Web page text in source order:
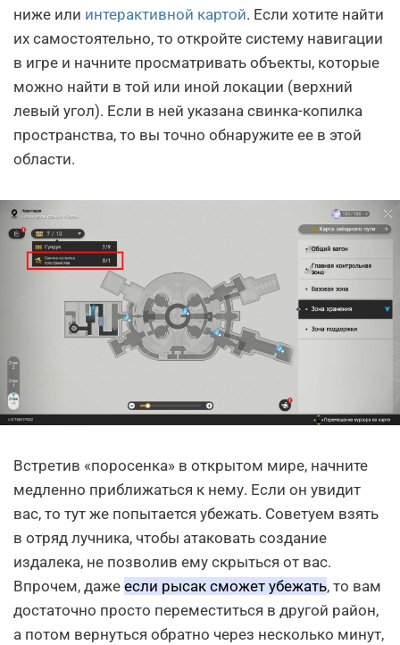
ниже или интерактивной картой. Если хотите найти
их самостоятельно, то откройте систему навигации
в игре и начните просматривать объекты, которые
можно найти в той или иной локации (верхний
левый угол). Если в ней указана свинка-копилка
пространства, то вы точно обнаружите ее в этой
области.
Встретив «поросенка» в открытом мире, начните
медленно приближаться к нему. Если он увидит
вас, то тут же попытается убежать. Советуем взять
в отряд лучника, чтобы атаковать создание
издалека, не позволив ему скрыться от вас.
Впрочем, даже если рысак сможет убежать, то вам
достаточно просто переместиться в другой район,
а потом вернуться обратно через несколько минут,